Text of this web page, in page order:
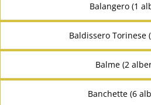
Balangero (1
Baldissero Torinese
Balme (2
Banchette (6